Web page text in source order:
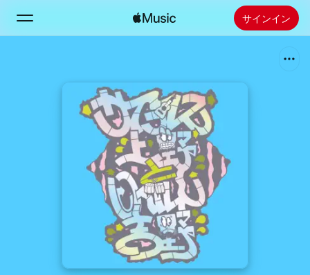
サインイン
新着おすすめ
Apple Musicをインストール